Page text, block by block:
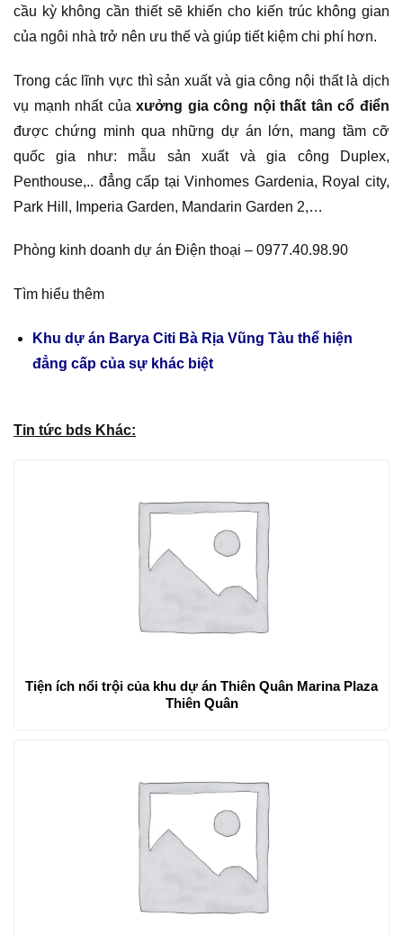
cầu kỳ không cần thiết sẽ khiến cho kiến trúc không gian
của ngôi nhà trở nên ưu thế và giúp tiết kiệm chi phí hơn.
Trong các lĩnh vực thì sản xuất và gia công nội thất là dịch
vụ mạnh nhất củaxưởng gia công nội thất tân cổ điển
được chứng minh qua những dự án lớn, mang tầm cỡ
quốc gia như: mẫu sản xuất và gia công Duplex,
Penthouse,.. đẳng cấp tại Vinhomes Gardenia, Royal city,
Park Hill, Imperia Garden, Mandarin Garden 2,…
Phòng kinh doanh dự án Điện thoại – 0977.40.98.90
Tìm hiểu thêm
Khu dự án Barya Citi Bà Rịa Vũng Tàu thể hiện
đẳng cấp của sự khác biệt
Tin tức bds Khác:
Tiện ích nổi trội của khu dự án Thiên Quân Marina Plaza
Thiên Quân